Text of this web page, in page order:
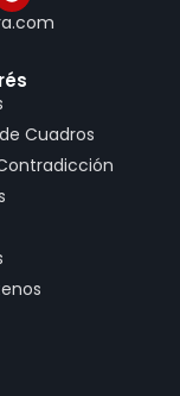
Cuadros